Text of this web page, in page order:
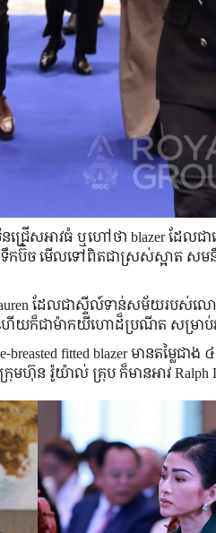
ើស​អាវ​ធំ ឬ​ហៅថា blazer ដែល​ជា​ប្
កប៊ិច មើល​ទៅ​ពិតជា​ស្រស់​ស្អាត សម​
Lauren ដែល​ជា​ស្ទីល៍​ទាន់​សម័យ​រប
ហើយ​ក៏​ជា​ម៉ាក​យីហោ​ដ៏​ប្រណីត សម្រា
breasted fitted blazer មាន​តម្ល
ហ៊ុន រ៉ូយ៉ាល់ គ្រុប ក៏​មាន​អាវ Ralph